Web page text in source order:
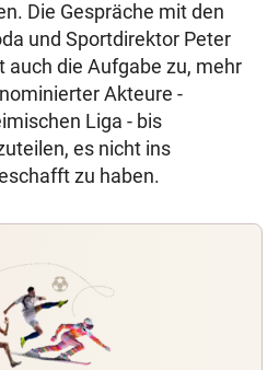
Die Gespräche mit den
und Sportdirektor Peter
auch die Aufgabe zu, mehr
Akteure -
Liga - bis
es nicht ins
zu haben.